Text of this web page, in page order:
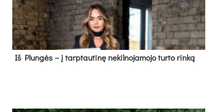
Iš Plungės – į tarptautinę nekilnojamojo turto rinką